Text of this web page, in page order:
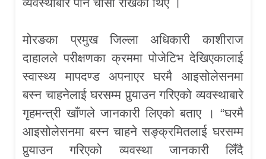
व्यवस्थाबारे पनि चासो राखेका थिए ।
मोरङका प्रमुख जिल्ला अधिकारी काशीराज
दाहालले परीक्षणका क्रममा पोजेटिभ देखिएकालाई
स्वास्थ्य मापदण्ड अपनाएर घरमै आइसोलेसनमा
बस्न चाहनेलाई घरसम्म पुर्‍याउन गरिएको व्यवस्थाबारे
गृहमन्त्री खाँणले जानकारी लिएको बताए । “घरमै
आइसोलेसनमा बस्न चाहने सङ्क्रमितलाई घरसम्म
पुर्‍याउन गरिएको व्यवस्था जानकारी लिँदै